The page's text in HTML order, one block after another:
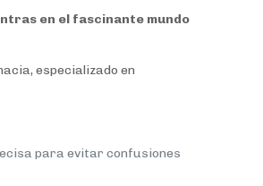
en el fascinante mundo
especializado en
para evitar confusiones